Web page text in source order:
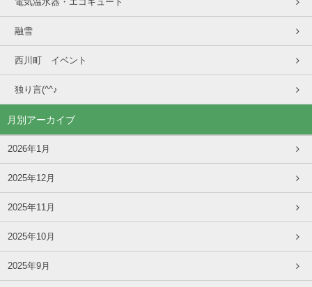
融雪
西川町 イベント
独り言(^^♪
月別アーカイブ
2026年1月
2025年12月
2025年11月
2025年10月
2025年9月